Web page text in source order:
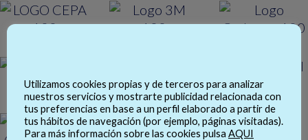
Utilizamos cookies propias y de terceros para analizar
nuestros servicios y mostrarte publicidad relacionada con
tus preferencias en base a un perfil elaborado a partir de
tus hábitos de navegación (por ejemplo, páginas visitadas).
Para más información sobre las cookies pulsa AQUI